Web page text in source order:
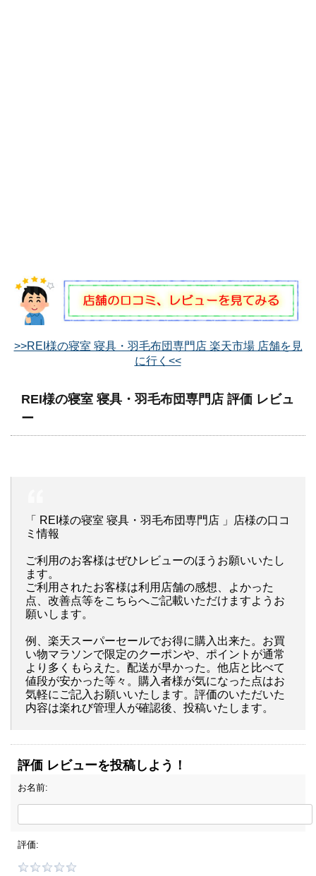
>>REI様の寝室 寝具・羽毛布団専門店 楽天市場 店舗を見
に行く<<
REI様の寝室 寝具・羽毛布団専門店 評価 レビュ
ー
「 REI様の寝室 寝具・羽毛布団専門店 」店様の口コ
ミ情報
ご利用のお客様はぜひレビューのほうお願いいたし
ます。
ご利用されたお客様は利用店舗の感想、よかった
点、改善点等をこちらへご記載いただけますようお
願いします。
例、楽天スーパーセールでお得に購入出来た。お買
い物マラソンで限定のクーポンや、ポイントが通常
より多くもらえた。配送が早かった。他店と比べて
値段が安かった等々。購入者様が気になった点はお
気軽にご記入お願いいたします。評価のいただいた
内容は楽れび管理人が確認後、投稿いたします。
評価 レビューを投稿しよう！
お名前:
評価: